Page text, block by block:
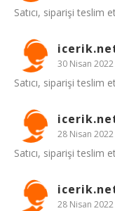
Satıcı, siparişi teslim
30 Nisan
Satıcı, siparişi teslim
28 Nisan
Satıcı, siparişi teslim
28 Nisan